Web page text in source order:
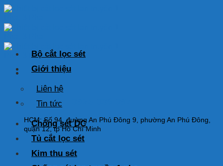
Skip
content
HOTLINE: 0925 038 097
HCM: Số 94, đường An Phú Đông 9, phường An Phú Đông,
quận 12, tp Hồ Chí Minh
Bộ cắt lọc sét
Giới thiệu
Liên hệ
Tin tức
Chống sét DC
Tủ cắt lọc sét
Kim thu sét